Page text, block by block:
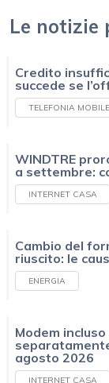
Le notizie
Credito
succede se
TELEFONIA MOBILE
WINDTRE
a settembre:
INTERNET CASA
Cambio del
riuscito: le
ENERGIA
Modem
agosto 2026
INTERNET CASA